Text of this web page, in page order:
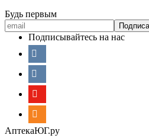
Будь первым
Подписывайтесь на нас
АптекаЮГ.ру